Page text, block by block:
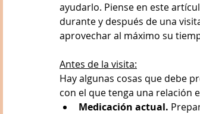
ayudarlo. Piense en este
durante y después de una
aprovechar al máximo su
Antes de la visita:
Hay algunas cosas que debe
con el que tenga una relación
Medicación actual.